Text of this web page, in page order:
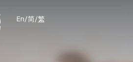
En/简/繁